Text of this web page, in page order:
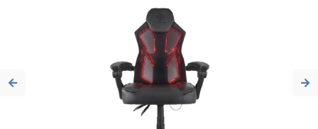
Previous